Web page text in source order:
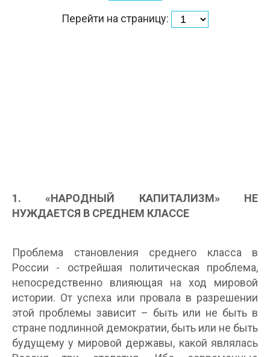
Перейти на страницу:
1. «НАРОДНЫЙ КАПИТАЛИЗМ» НЕ
НУЖДАЕТСЯ В СРЕДНЕМ КЛАССЕ
Проблема становления среднего класса в
России - острейшая политическая проблема,
непосредственно влияющая на ход мировой
истории. От успеха или провала в разрешении
этой проблемы зависит – быть или не быть в
стране подлинной демократии, быть или не быть
будущему у мировой державы, какой являлась